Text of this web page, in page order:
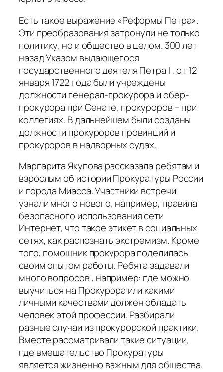
Есть такое выражение «Реформы Петра».
Эти преобразования затронули не только
политику, но и общество в целом. 300 лет
назад Указом выдающегося
государственного деятеля Петра I , от 12
января 1722 года были учреждены
должности генерал-прокурора и обер-
прокурора при Сенате, прокуроров – при
коллегиях. В дальнейшем были созданы
должности прокуроров провинций и
прокуроров в надворных судах.
Маргарита Якупова рассказала ребятам и
взрослым об истории Прокуратуры России
и города Миасса. Участники встречи
узнали много нового, например, правила
безопасного использования сети
Интернет, что такое этикет в социальных
сетях, как распознать экстремизм. Кроме
того, помощник прокурора поделилась
своим опытом работы. Ребята задавали
много вопросов , например: где можно
выучиться на Прокурора или какими
личными качествами должен обладать
человек этой профессии. Разбирали
разные случаи из прокурорской практики.
Вместе рассматривали такие ситуации,
где вмешательство Прокуратуры
является жизненно важным для общества.